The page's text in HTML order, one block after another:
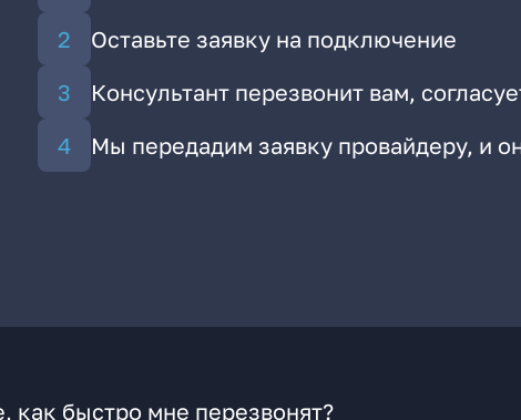
Оставьте заявку на подключение
Консультант перезвонит вам,
Мы передадим заявку провайдеру, и
как быстро мне перезвонят?